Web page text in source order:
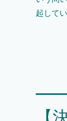
起して
【